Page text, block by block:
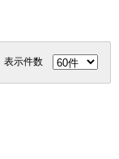
表示件数